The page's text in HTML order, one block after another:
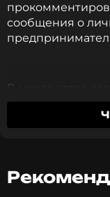
сообщения о
В марте этого
о тайной
уроженкой